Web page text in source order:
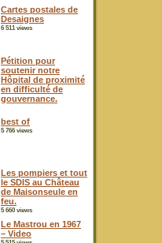
Cartes postales de
Desaignes
6 511 views
Pétition pour
soutenir notre
Hôpital de proximité
en difficulté de
gouvernance.
best of
5 766 views
Les pompiers et tout
le SDIS au Château
de Maisonseule en
feu.
5 660 views
Le Mastrou en 1967
– Video